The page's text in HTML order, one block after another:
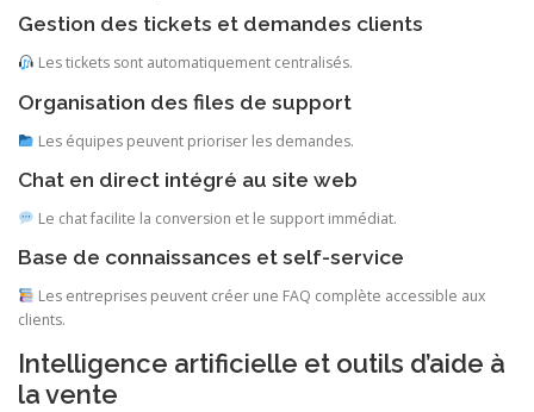
Gestion des tickets et demandes clients
Les tickets sont automatiquement centralisés.
Organisation des files de support
Les équipes peuvent prioriser les demandes.
Chat en direct intégré au site web
Le chat facilite la conversion et le support immédiat.
Base de connaissances et self-service
Les entreprises peuvent créer une FAQ complète accessible aux
clients.
Intelligence artificielle et outils d’aide à
la vente